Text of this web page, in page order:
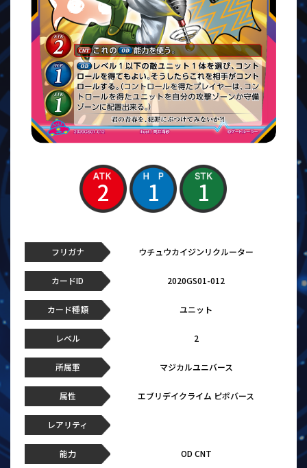
2 1 1
フリガナ ウチュウカイジンリクルーター
カードID 2020GS01-012
カード種類 ユニット
レベル 2
所属軍 マジカルユニバース
属性 エブリデイクライム ピポバース
レアリティ
能力 OD CNT